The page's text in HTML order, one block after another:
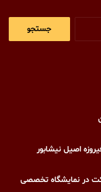
اصیل نیشابور
در نمایشگاه تخصصی